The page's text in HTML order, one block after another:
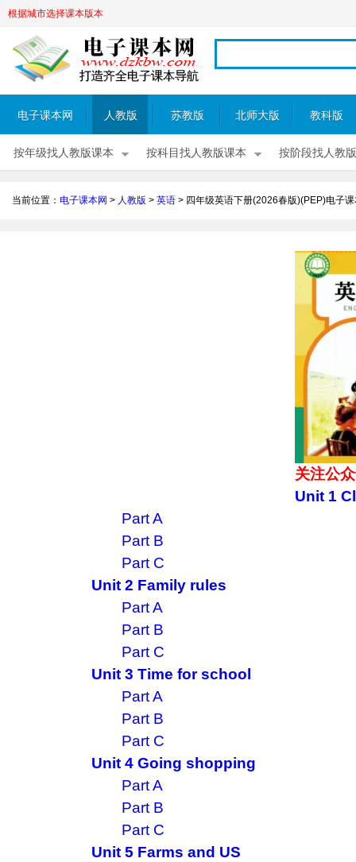
根据城市选择课本版本
电子课本网 人教版 苏教版 北师大版 教科版
按年级找人教版课本 按科目找人教版课本 按阶段找人教
当前位置： 电子课本网 > 人教版 > 英语 > 四年级英语下册(2026春版)(PEP)电子
关注公
Unit 1
Part A
Part B
Part C
Unit 2 Family rules
Part A
Part B
Part C
Unit 3 Time for school
Part A
Part B
Part C
Unit 4 Going shopping
Part A
Part B
Part C
Unit 5 Farms and US